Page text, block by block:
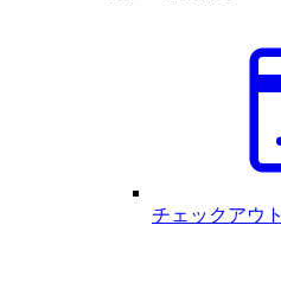
チェックアウト